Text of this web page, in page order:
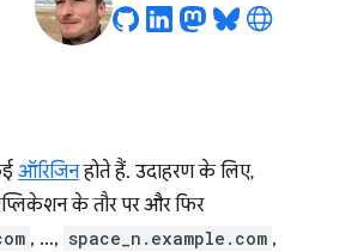
ऑरिजिनहोते हैं. उदाहरण के लिए,
के तौर पर और फिर
, …, space_n.example.com ,